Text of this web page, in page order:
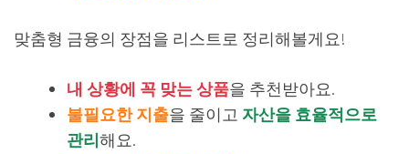
맞춤형 금융의 장점을 리스트로 정리해볼게요!
내 상황에 꼭 맞는 상품을 추천받아요.
불필요한 지출을 줄이고 자산을 효율적으로
관리해요.